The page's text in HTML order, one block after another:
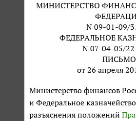
МИНИСТЕРСТВО
N 09-01-09/
ФЕДЕРАЛЬНОЕ
N 07-04-05/
ПИСЬМО
от 26 апреля
Министерство финансов
и Федеральное
разъяснения положений